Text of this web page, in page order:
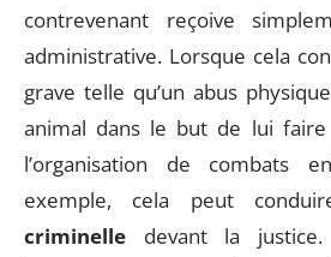
contrevenant reçoive
administrative. Lorsque cela
grave telle qu’un abus
animal dans le but de lui
l’organisation de combats
exemple, cela peut
criminelle devant la